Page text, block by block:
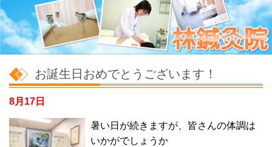
お誕生日おめでとうございます！
8月17日
暑い日が続きますが、皆さんの体調は
いかがでしょうか